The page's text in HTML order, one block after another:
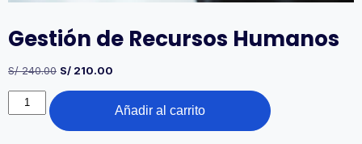
Gestión de Recursos Humanos
S/240.00 El
S/ 240.00.
S/ 210.00
es:
S/ 210.00.
Gestión
de
Recursos
Añadir al carrito